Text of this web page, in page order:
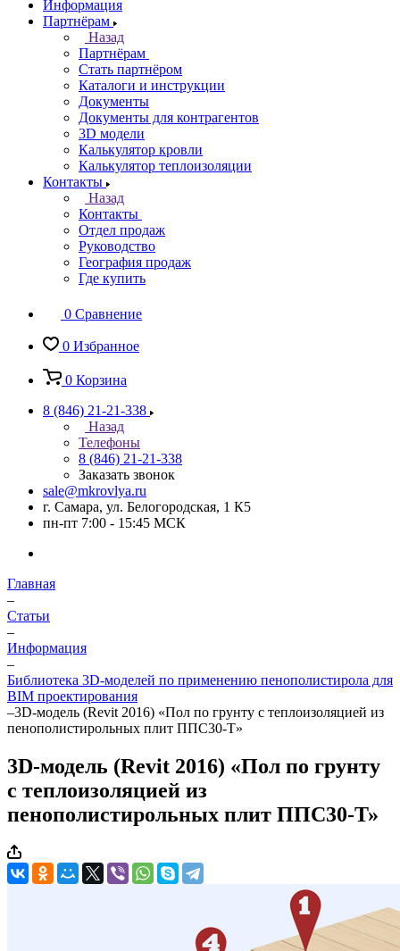
Информация
Партнёрам
Назад
Партнёрам
Стать партнёром
Каталоги и инструкции
Документы
Документы для контрагентов
3D модели
Калькулятор кровли
Калькулятор теплоизоляции
Контакты
Назад
Контакты
Отдел продаж
Руководство
География продаж
Где купить
0 Сравнение
0 Избранное
0 Корзина
8 (846) 21-21-338
Назад
Телефоны
8 (846) 21-21-338
Заказать звонок
sale@mkrovlya.ru
г. Самара, ул. Белогородская, 1 К5
пн-пт 7:00 - 15:45 МСК
Главная
–
Статьи
–
Информация
–
Библиотека 3D-моделей по применению пенополистирола для
BIM проектирования
–3D-модель (Revit 2016) «Пол по грунту с теплоизоляцией из
пенополистирольных плит ППС30-Т»
3D-модель (Revit 2016) «Пол по грунту
с теплоизоляцией из
пенополистирольных плит ППС30-Т»